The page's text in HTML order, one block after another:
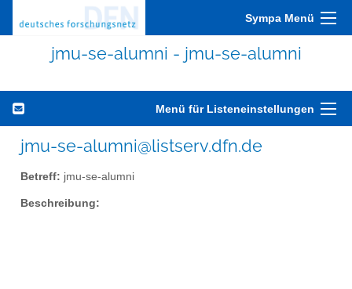
Sympa Menü
jmu-se-alumni - jmu-se-alumni
Menü für Listeneinstellungen
jmu-se-alumni@listserv.dfn.de
Betreff: jmu-se-alumni
Beschreibung: